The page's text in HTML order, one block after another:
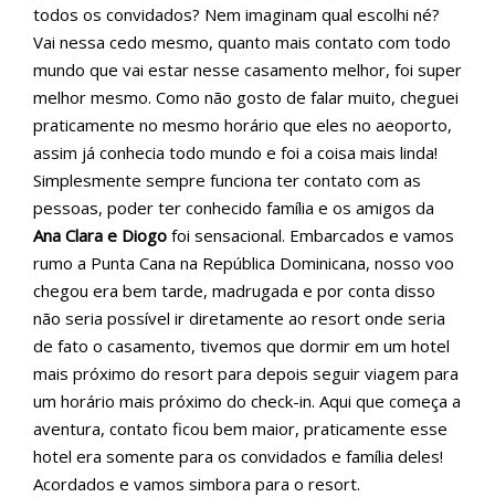
todos os convidados? Nem imaginam qual escolhi né?
Vai nessa cedo mesmo, quanto mais contato com todo
mundo que vai estar nesse casamento melhor, foi super
melhor mesmo. Como não gosto de falar muito, cheguei
praticamente no mesmo horário que eles no aeoporto,
assim já conhecia todo mundo e foi a coisa mais linda!
Simplesmente sempre funciona ter contato com as
pessoas, poder ter conhecido família e os amigos da
Ana Clara e Diogo foi sensacional. Embarcados e vamos
rumo a Punta Cana na República Dominicana, nosso voo
chegou era bem tarde, madrugada e por conta disso
não seria possível ir diretamente ao resort onde seria
de fato o casamento, tivemos que dormir em um hotel
mais próximo do resort para depois seguir viagem para
um horário mais próximo do check-in. Aqui que começa a
aventura, contato ficou bem maior, praticamente esse
hotel era somente para os convidados e família deles!
Acordados e vamos simbora para o resort.